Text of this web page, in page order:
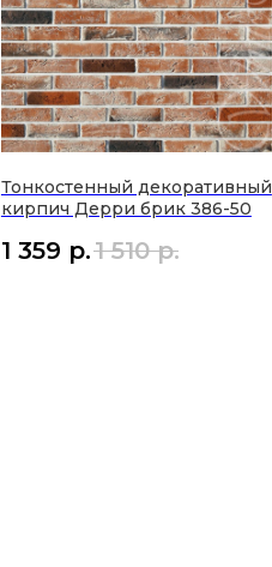
Тонкостенный декоративный
кирпич Дерри брик 386-50
1 359 р.1 510 р.